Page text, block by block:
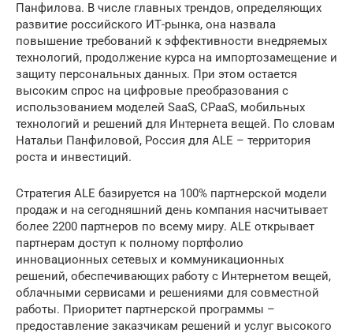
Панфилова. В числе главных трендов, определяющих
развитие российского ИТ-рынка, она назвала
повышение требований к эффективности внедряемых
технологий, продолжение курса на импортозамещение и
защиту персональных данных. При этом остается
высоким спрос на цифровые преобразования с
использованием моделей SaaS, CPaaS, мобильных
технологий и решений для Интернета вещей. По словам
Натальи Панфиловой, Россия для ALE – территория
роста и инвестиций.
Стратегия ALE базируется на 100% партнерской модели
продаж и на сегодняшний день компания насчитывает
более 2200 партнеров по всему миру. ALE открывает
партнерам доступ к полному портфолио
инновационных сетевых и коммуникационных
решений, обеспечивающих работу с Интернетом вещей,
облачными сервисами и решениями для совместной
работы. Приоритет партнерской программы –
предоставление заказчикам решений и услуг высокого